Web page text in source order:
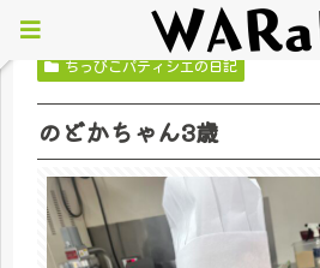
ちっびこパティシエの日記
のどかちゃん3歳